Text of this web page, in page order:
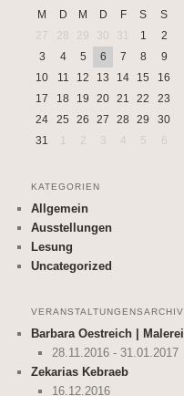
M D M D F S
S
27
28 29 30 31 1
2
3
4 5 6 7 8
9
10
11 12 13 14 15
16
17
18 19 20 21 22
23
24
25 26 27 28 29
30
31
1 2 3 4 5 6
KATEGORIEN
Allgemein
Ausstellungen
Lesung
Uncategorized
VERANSTALTUNGENSARCHIV
Barbara Oestreich | Malerei
28.11.2016 - 31.01.2017
Zekarias Kebraeb
16.12.2016